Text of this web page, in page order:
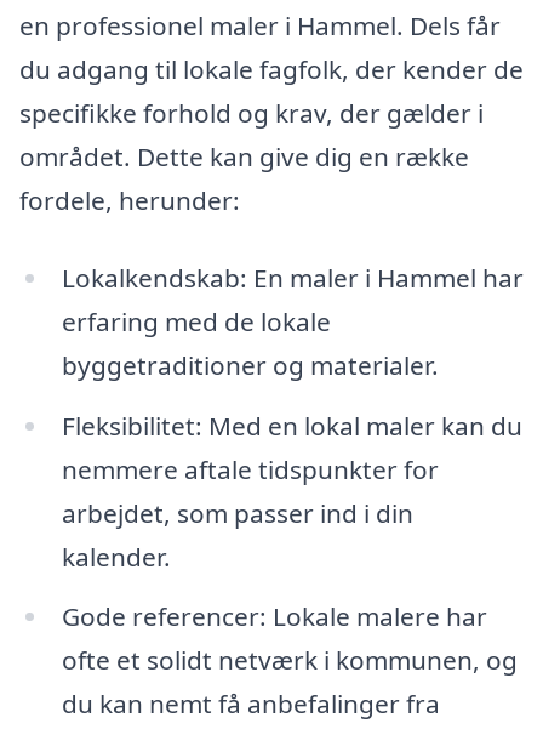
en professionel maler i Hammel. Dels får
du adgang til lokale fagfolk, der kender de
specifikke forhold og krav, der gælder i
området. Dette kan give dig en række
fordele, herunder:
Lokalkendskab: En maler i Hammel har
erfaring med de lokale
byggetraditioner og materialer.
Fleksibilitet: Med en lokal maler kan du
nemmere aftale tidspunkter for
arbejdet, som passer ind i din
kalender.
Gode referencer: Lokale malere har
ofte et solidt netværk i kommunen, og
du kan nemt få anbefalinger fra